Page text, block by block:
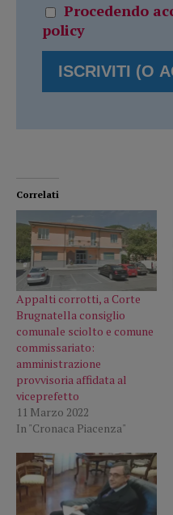
Procedendo
policy
Correlati
Appalti corrotti, a Corte
Brugnatella consiglio
comunale sciolto e comune
commissariato:
amministrazione
provvisoria affidata al
viceprefetto
11 Marzo 2022
In "Cronaca Piacenza"